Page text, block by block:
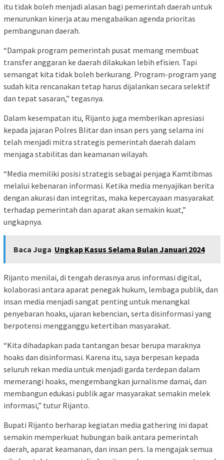
itu tidak boleh menjadi alasan bagi pemerintah daerah untuk
menurunkan kinerja atau mengabaikan agenda prioritas
pembangunan daerah.
“Dampak program pemerintah pusat memang membuat
transfer anggaran ke daerah dilakukan lebih efisien. Tapi
semangat kita tidak boleh berkurang. Program-program yang
sudah kita rencanakan tetap harus dijalankan secara selektif
dan tepat sasaran,” tegasnya.
Dalam kesempatan itu, Rijanto juga memberikan apresiasi
kepada jajaran Polres Blitar dan insan pers yang selama ini
telah menjadi mitra strategis pemerintah daerah dalam
menjaga stabilitas dan keamanan wilayah.
“Media memiliki posisi strategis sebagai penjaga Kamtibmas
melalui kebenaran informasi. Ketika media menyajikan berita
dengan akurasi dan integritas, maka kepercayaan masyarakat
terhadap pemerintah dan aparat akan semakin kuat,”
ungkapnya.
Baca Juga Ungkap Kasus Selama Bulan Januari 2024
Rijanto menilai, di tengah derasnya arus informasi digital,
kolaborasi antara aparat penegak hukum, lembaga publik, dan
insan media menjadi sangat penting untuk menangkal
penyebaran hoaks, ujaran kebencian, serta disinformasi yang
berpotensi mengganggu ketertiban masyarakat.
“Kita dihadapkan pada tantangan besar berupa maraknya
hoaks dan disinformasi. Karena itu, saya berpesan kepada
seluruh rekan media untuk menjadi garda terdepan dalam
memerangi hoaks, mengembangkan jurnalisme damai, dan
membangun edukasi publik agar masyarakat semakin melek
informasi,” tutur Rijanto.
Bupati Rijanto berharap kegiatan media gathering ini dapat
semakin memperkuat hubungan baik antara pemerintah
daerah, aparat keamanan, dan insan pers. Ia mengajak semua